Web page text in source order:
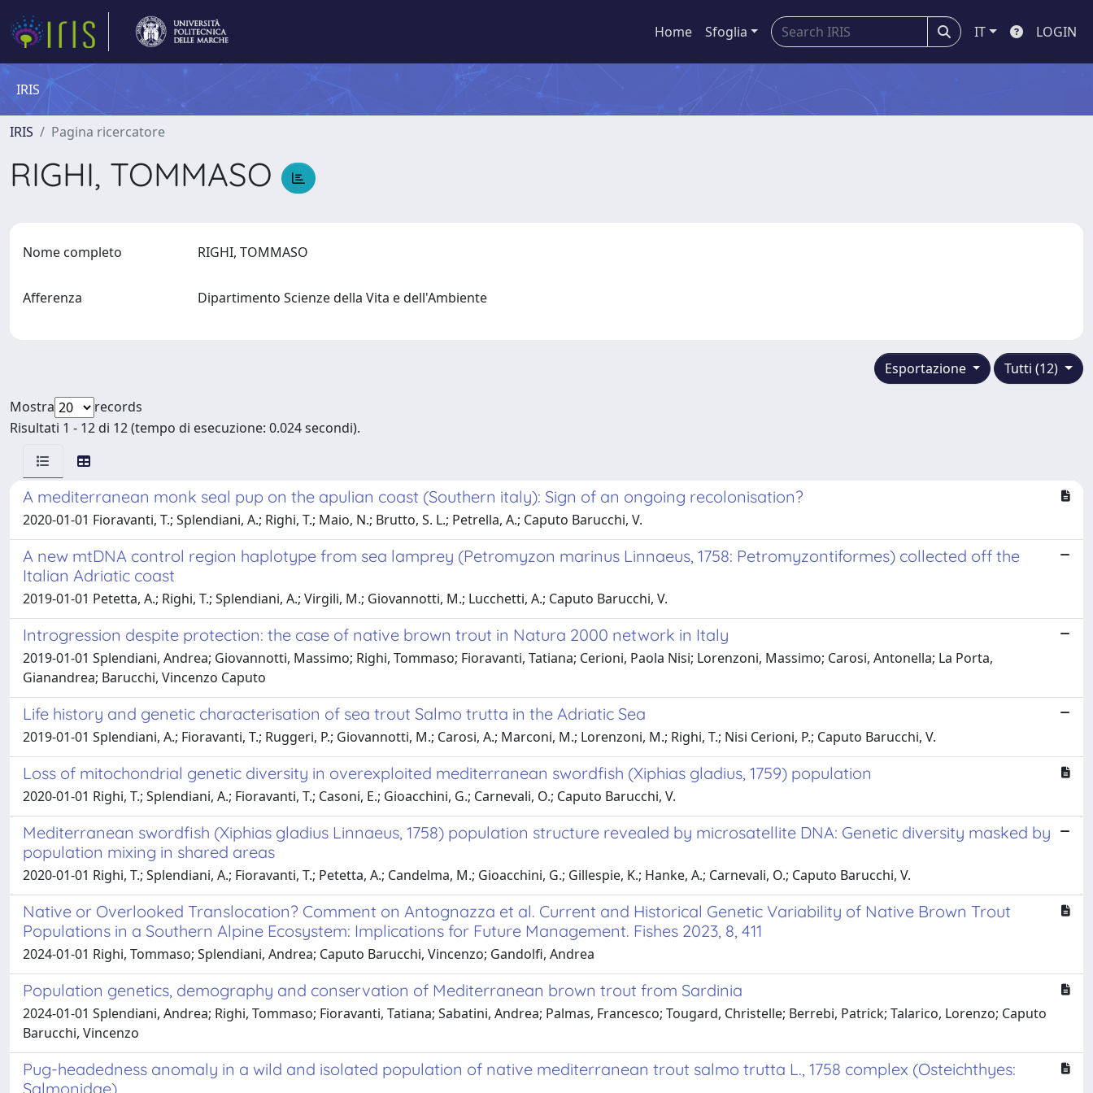
Home Sfoglia IT LOGIN
IRIS
IRIS Pagina ricercatore
RIGHI, TOMMASO
Nome completo RIGHI, TOMMASO
Afferenza Dipartimento Scienze della Vita e dell'Ambiente
Tutti (12)
Esportazione
Mostra
records
Risultati 1 - 12 di 12 (tempo di esecuzione: 0.024 secondi).
A mediterranean monk seal pup on the apulian coast (Southern italy): Sign of an ongoing recolonisation?
2020-01-01 Fioravanti, T.; Splendiani, A.; Righi, T.; Maio, N.; Brutto, S. L.; Petrella, A.; Caputo Barucchi, V.
A new mtDNA control region haplotype from sea lamprey (Petromyzon marinus Linnaeus, 1758: Petromyzontiformes) collected off the
Italian Adriatic coast
2019-01-01 Petetta, A.; Righi, T.; Splendiani, A.; Virgili, M.; Giovannotti, M.; Lucchetti, A.; Caputo Barucchi, V.
Introgression despite protection: the case of native brown trout in Natura 2000 network in Italy
2019-01-01 Splendiani, Andrea; Giovannotti, Massimo; Righi, Tommaso; Fioravanti, Tatiana; Cerioni, Paola Nisi; Lorenzoni, Massimo; Carosi, Antonella; La Porta,
Gianandrea; Barucchi, Vincenzo Caputo
Life history and genetic characterisation of sea trout Salmo trutta in the Adriatic Sea
2019-01-01 Splendiani, A.; Fioravanti, T.; Ruggeri, P.; Giovannotti, M.; Carosi, A.; Marconi, M.; Lorenzoni, M.; Righi, T.; Nisi Cerioni, P.; Caputo Barucchi, V.
Loss of mitochondrial genetic diversity in overexploited mediterranean swordfish (Xiphias gladius, 1759) population
2020-01-01 Righi, T.; Splendiani, A.; Fioravanti, T.; Casoni, E.; Gioacchini, G.; Carnevali, O.; Caputo Barucchi, V.
Mediterranean swordfish (Xiphias gladius Linnaeus, 1758) population structure revealed by microsatellite DNA: Genetic diversity masked by
population mixing in shared areas
2020-01-01 Righi, T.; Splendiani, A.; Fioravanti, T.; Petetta, A.; Candelma, M.; Gioacchini, G.; Gillespie, K.; Hanke, A.; Carnevali, O.; Caputo Barucchi, V.
Native or Overlooked Translocation? Comment on Antognazza et al. Current and Historical Genetic Variability of Native Brown Trout
Populations in a Southern Alpine Ecosystem: Implications for Future Management. Fishes 2023, 8, 411
2024-01-01 Righi, Tommaso; Splendiani, Andrea; Caputo Barucchi, Vincenzo; Gandolfi, Andrea
Population genetics, demography and conservation of Mediterranean brown trout from Sardinia
2024-01-01 Splendiani, Andrea; Righi, Tommaso; Fioravanti, Tatiana; Sabatini, Andrea; Palmas, Francesco; Tougard, Christelle; Berrebi, Patrick; Talarico, Lorenzo; Caputo
Barucchi, Vincenzo
Pug-headedness anomaly in a wild and isolated population of native mediterranean trout salmo trutta L., 1758 complex (Osteichthyes:
Salmonidae)